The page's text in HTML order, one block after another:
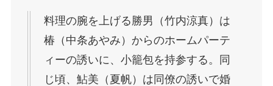
料理の腕を上げる勝男（竹内涼真）は
椿（中条あやみ）からのホームパーテ
ィーの誘いに、小籠包を持参する。同
じ頃、鮎美（夏帆）は同僚の誘いで婚